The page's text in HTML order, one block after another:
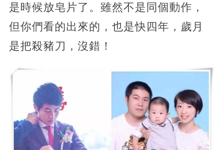
是時候放皂片了。雖然不是同個動作，
但你們看的出來的，也是快四年，歲月
是把殺豬刀，沒錯！